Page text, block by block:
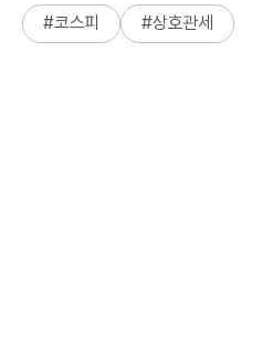
#코스피 #상호관세